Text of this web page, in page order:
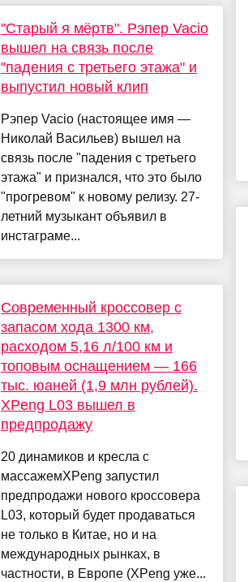
"Старый я мёртв". Рэпер Vacio
вышел на связь после
"падения с третьего этажа" и
выпустил новый клип
Рэпер Vacio (настоящее имя —
Николай Васильев) вышел на
связь после "падения с третьего
этажа" и признался, что это было
"прогревом" к новому релизу. 27-
летний музыкант объявил в
инстаграме...
Современный кроссовер с
запасом хода 1300 км,
расходом 5,16 л/100 км и
топовым оснащением — 166
тыс. юаней (1,9 млн рублей).
XPeng L03 вышел в
предпродажу
20 динамиков и кресла с
массажемXPeng запустил
предпродажи нового кроссовера
L03, который будет продаваться
не только в Китае, но и на
международных рынках, в
частности, в Европе (XPeng уже...